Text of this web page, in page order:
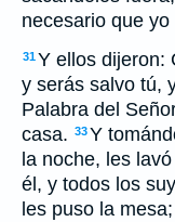
necesario que
31Y ellos dijeron:
y serás salvo tú,
Palabra del
casa. 33Y
la noche, les
él, y todos los
les puso la